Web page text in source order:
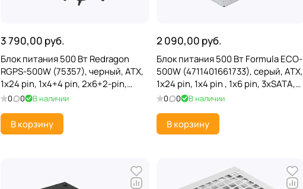
3 790,00 руб.
Блок питания 500 Вт Redragon
RGPS-500W (75357), черный, ATX,
1x24 pin, 1x4+4 pin, 2x6+2-pin,
6xSATA, 2xMolex, 1x120 мм, 80+
0 0 В наличии
В корзину
2 090,00 руб.
Блок питания 500 Вт Formula ECO-
500W (4711401661733), серый, ATX,
1x24 pin, 1x4 pin , 1x6 pin, 3xSATA,
2xMolex, 120 мм
0 0 В наличии
В корзину